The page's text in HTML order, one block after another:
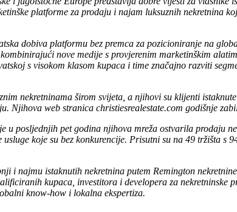
platforme za prodaju i najam luksuznih nekretnina
dobiva platformu bez premca za pozicioniranje na
nove medije s provjerenim marketinškim
s visokom klasom kupaca i time značajno razviti
nekretninama širom svijeta, a njihovi su klijenti
Njihova web stranica christiesrealestate.com godišnje
u posljednjih pet godina njihova mreža ostvarila prodaju
koje su bez konkurencije. Prisutni su na 49 tržišta s
i najmu istaknutih nekretnina putem Remington
kupaca, investitora i developera za nekretninske
know-how i lokalna ekspertiza.